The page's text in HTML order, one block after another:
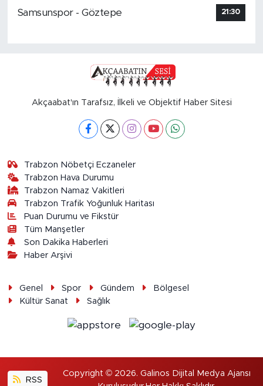
Samsunspor - Göztepe
21:30
Akçaabat'ın Tarafsız, İlkeli ve Objektif Haber Sitesi
Trabzon Nöbetçi Eczaneler
Trabzon Hava Durumu
Trabzon Namaz Vakitleri
Trabzon Trafik Yoğunluk Haritası
Puan Durumu ve Fikstür
Tüm Manşetler
Son Dakika Haberleri
Haber Arşivi
Genel Spor Gündem
Bölgesel
Kültür Sanat
Sağlık
RSS
Copyright © 2026. Galinos Dijital Medya Ajansı